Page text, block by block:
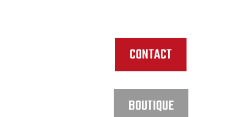
CONTACT
BOUTIQUE